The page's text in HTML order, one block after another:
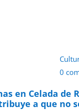
0
en Celada de
a que no